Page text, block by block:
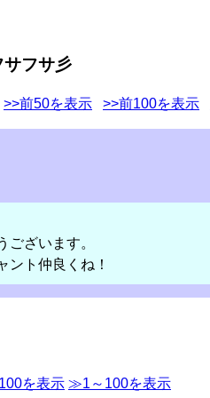
フサ彡
>>前50を表示 >>前100を表示
ございます。
ント仲良くね！
を表示 ≫1～100を表示